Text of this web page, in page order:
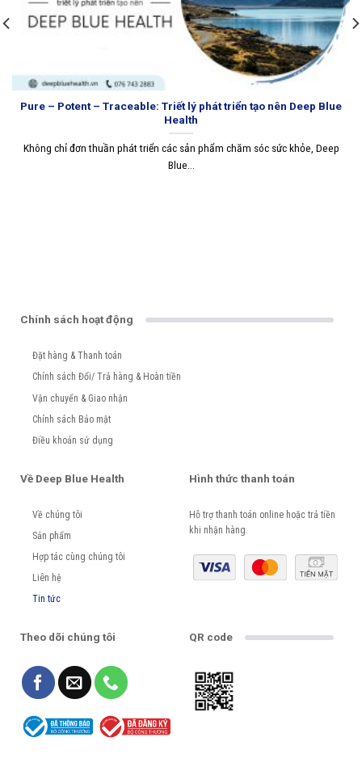
Pure – Potent – Traceable: Triết lý phát triển tạo nên Deep Blue
Health
Không chỉ đơn thuần phát triển các sản phẩm chăm sóc sức khỏe, Deep
Blue...
Chính sách hoạt động
Đặt hàng & Thanh toán
Chính sách Đổi/ Trả hàng & Hoàn tiền
Vận chuyển & Giao nhận
Chính sách Bảo mật
Điều khoản sử dụng
Về Deep Blue Health
Về chúng tôi
Sản phẩm
Hợp tác cùng chúng tôi
Liên hệ
Tin tức
Hình thức thanh toán
Hỗ trợ thanh toán online hoặc trả tiền
khi nhận hàng.
Theo dõi chúng tôi QR code